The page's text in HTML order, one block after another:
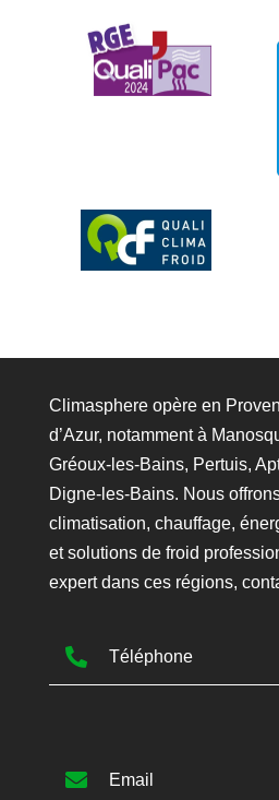
Climasphere opère en
d’Azur, notamment à
Gréoux-les-Bains, Pertuis,
Digne-les-Bains. Nous
climatisation, chauffage,
et solutions de froid
expert dans ces régions,
 Téléphone
 Email